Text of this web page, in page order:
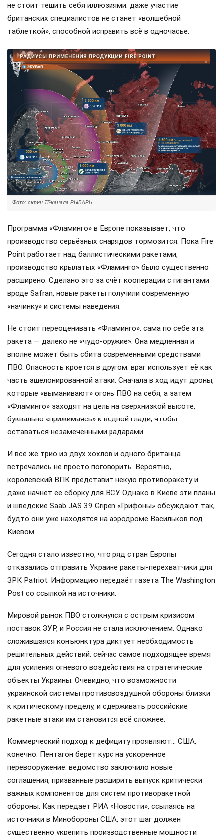
не стоит тешить себя иллюзиями: даже участие
британских специалистов не станет «волшебной
таблеткой», способной исправить всё в одночасье.
Фото: скрин ТГ-канала РЫБАРЬ
Программа «Фламинго» в Европе показывает, что
производство серьёзных снарядов тормозится. Пока Fire
Point работает над баллистическими ракетами,
производство крылатых «Фламинго» было существенно
расширено. Сделано это за счёт кооперации с гигантами
вроде Safran, новые ракеты получили современную
«начинку» и системы наведения.
Не стоит переоценивать «Фламинго»: сама по себе эта
ракета — далеко не «чудо-оружие». Она медленная и
вполне может быть сбита современными средствами
ПВО. Опасность кроется в другом: враг использует её как
часть эшелонированной атаки. Сначала в ход идут дроны,
которые «выманивают» огонь ПВО на себя, а затем
«Фламинго» заходят на цель на сверхнизкой высоте,
буквально «прижимаясь» к водной глади, чтобы
оставаться незамеченными радарами.
И всё же трио из двух хохлов и одного британца
встречались не просто поговорить. Вероятно,
королевский ВПК представит некую противоракету и
даже начнёт ее сборку для ВСУ. Однако в Киеве эти планы
и шведские Saab JAS 39 Gripen «Грифоны» обсуждают так,
будто они уже находятся на аэродроме Васильков под
Киевом.
Сегодня стало известно, что ряд стран Европы
отказались отправить Украине ракеты-перехватчики для
ЗРК Patriot. Информацию передаёт газета The Washington
Post со ссылкой на источники.
Мировой рынок ПВО столкнулся с острым кризисом
поставок ЗУР, и Россия не стала исключением. Однако
сложившаяся конъюнктура диктует необходимость
решительных действий: сейчас самое подходящее время
для усиления огневого воздействия на стратегические
объекты Украины. Очевидно, что возможности
украинской системы противовоздушной обороны близки
к критическому пределу, и сдерживать российские
ракетные атаки им становится всё сложнее.
Коммерческий подход к дефициту проявляют… США,
конечно. Пентагон берет курс на ускоренное
перевооружение: ведомство заключило новые
соглашения, призванные расширить выпуск критически
важных компонентов для систем противоракетной
обороны. Как передает РИА «Новости», ссылаясь на
источники в Минобороны США, этот шаг должен
существенно укрепить производственные мощности